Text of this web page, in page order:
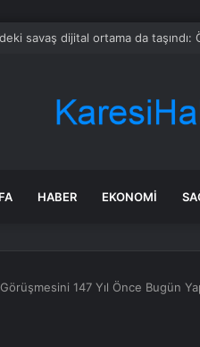
Özel’e ilk tebrik telefonu
HABER EKONOMI
147 Yıl Önce Bugün